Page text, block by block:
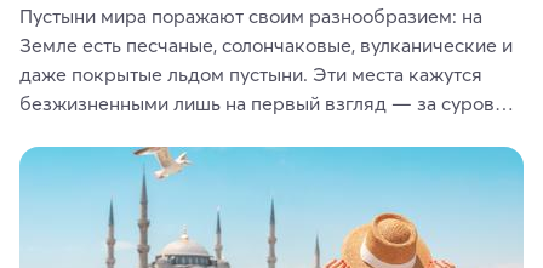
Пустыни мира поражают своим разнообразием: на
Земле есть песчаные, солончаковые, вулканические и
даже покрытые льдом пустыни. Эти места кажутся
безжизненными лишь на первый взгляд — за суровой
животные и маршруты, которые дарят одни из самых
ярких впечатлений от путешествий.